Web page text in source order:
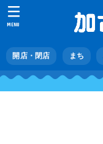
開店・閉店 まち
MENU